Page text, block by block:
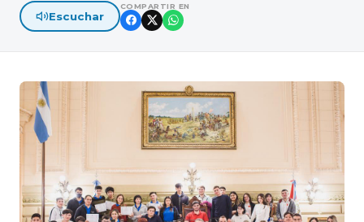
Escuchar
COMPARTIR EN